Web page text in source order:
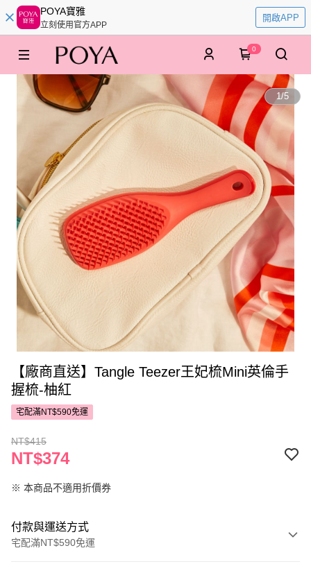
POYA寶雅
立刻使用官方APP
開啟APP
0
1/5
【廠商直送】Tangle Teezer王妃梳Mini英倫手
握梳-柚紅
宅配滿NT$590免運
NT$415
NT$374
※ 本商品不適用折價券
付款與運送方式
宅配滿NT$590免運